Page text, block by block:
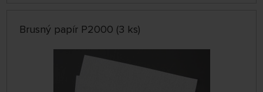
Brusný papír P2000 (3 ks)